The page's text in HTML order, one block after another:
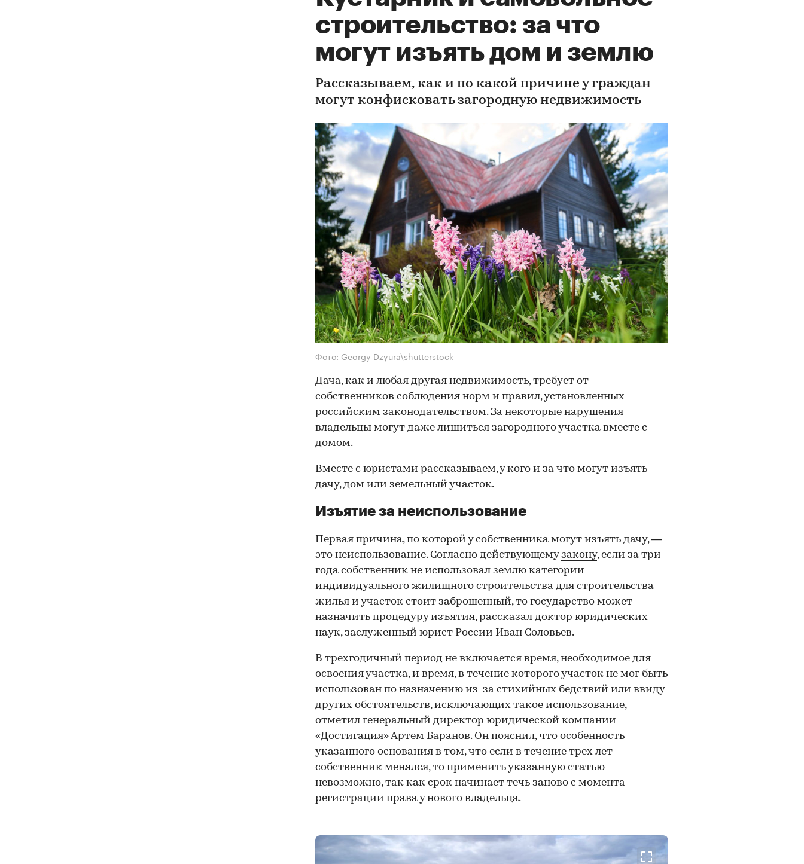
строительство: за что
могут изъять дом и землю
Рассказываем, как и по какой причине у граждан
могут конфисковать загородную недвижимость
Фото: Georgy Dzyura\shutterstock
Дача, как и любая другая недвижимость, требует от
собственников соблюдения норм и правил, установленных
российским законодательством. За некоторые нарушения
владельцы могут даже лишиться загородного участка вместе с
домом.
Вместе с юристами рассказываем, у кого и за что могут изъять
дачу, дом или земельный участок.
Изъятие за неиспользование
Первая причина, по которой у собственника могут изъять дачу, —
это неиспользование. Согласно действующемузакону, если за три
года собственник не использовал землю категории
индивидуального жилищного строительства для строительства
жилья и участок стоит заброшенный, то государство может
назначить процедуру изъятия, рассказал доктор юридических
наук, заслуженный юрист России Иван Соловьев.
В трехгодичный период не включается время, необходимое для
освоения участка, и время, в течение которого участок не мог быть
использован по назначению из-за стихийных бедствий или ввиду
других обстоятельств, исключающих такое использование,
отметил генеральный директор юридической компании
«Достигация» Артем Баранов. Он пояснил, что особенность
указанного основания в том, что если в течение трех лет
собственник менялся, то применить указанную статью
невозможно, так как срок начинает течь заново с момента
регистрации права у нового владельца.